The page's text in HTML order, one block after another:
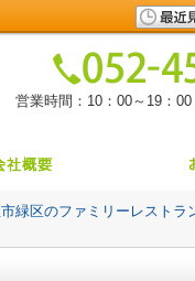
営業時間：10：00～19：00
緑区のファミリーレストラ